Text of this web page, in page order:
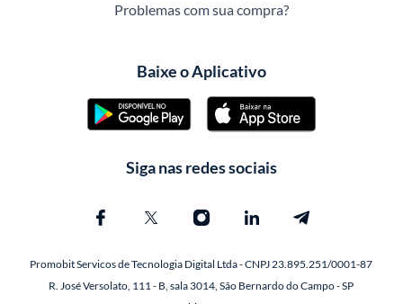
Problemas com sua compra?
Baixe o Aplicativo
Siga nas redes sociais
Promobit Servicos de Tecnologia Digital Ltda - CNPJ 23.895.251/0001-87
R. José Versolato, 111 - B, sala 3014, São Bernardo do Campo - SP